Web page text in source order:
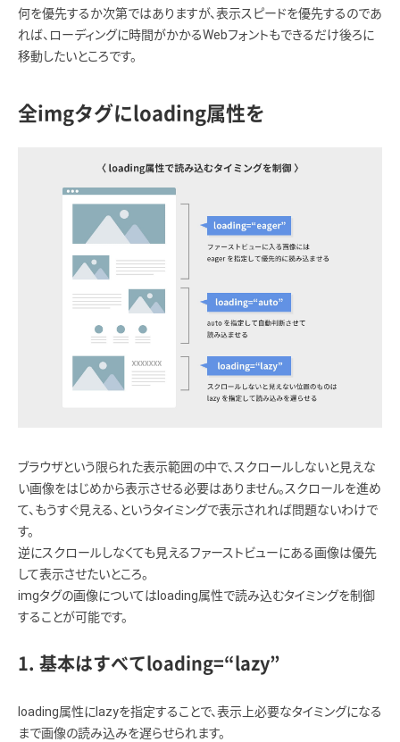
何を優先するか次第ではありますが、表示スピードを優先するのであ
れば、ローディングに時間がかかるWebフォントもできるだけ後ろに
移動したいところです。
全imgタグにloading属性を
ブラウザという限られた表示範囲の中で、スクロールしないと見えな
い画像をはじめから表示させる必要はありません。スクロールを進め
て、もうすぐ見える、というタイミングで表示されれば問題ないわけで
す。
逆にスクロールしなくても見えるファーストビューにある画像は優先
して表示させたいところ。
imgタグの画像についてはloading属性で読み込むタイミングを制御
することが可能です。
1. 基本はすべてloading=“lazy”
loading属性にlazyを指定することで、表示上必要なタイミングになる
まで画像の読み込みを遅らせられます。